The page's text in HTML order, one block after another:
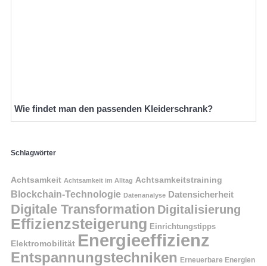
Wie findet man den passenden Kleiderschrank?
Schlagwörter
Achtsamkeit Achtsamkeit im Alltag Achtsamkeitstraining
Blockchain-Technologie Datenanalyse Datensicherheit
Digitale Transformation Digitalisierung
Effizienzsteigerung Einrichtungstipps
Elektromobilität Energieeffizienz
Entspannungstechniken Erneuerbare Energien